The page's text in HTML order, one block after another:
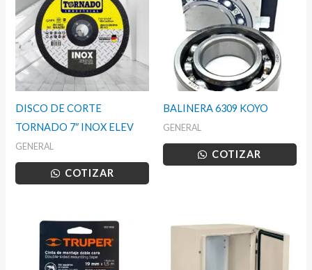
DISCO DE CORTE
TORNADO 7″ INOX ELEV
GENERAL
COTIZAR
BALINERA 6309 KOYO
GENERAL
COTIZAR